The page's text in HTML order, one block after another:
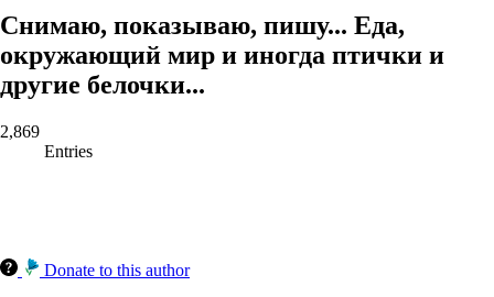
Снимаю, показываю, пишу... Еда,
окружающий мир и иногда птички и
другие белочки...
2,869
Entries
Donate to this author